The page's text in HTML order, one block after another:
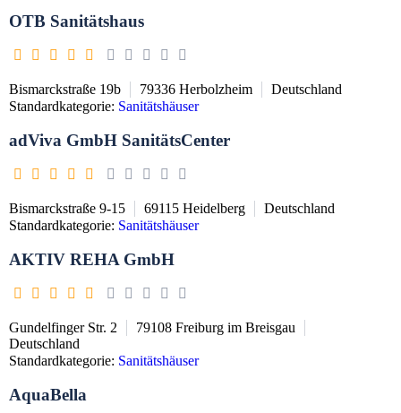
OTB Sanitätshaus
Bismarckstraße 19b 79336 Herbolzheim
Deutschland
Standardkategorie: Sanitätshäuser
adViva GmbH SanitätsCenter
Bismarckstraße 9-15 69115 Heidelberg
Deutschland
Standardkategorie: Sanitätshäuser
AKTIV REHA GmbH
Gundelfinger Str. 2 79108 Freiburg im Breisgau
Deutschland
Standardkategorie: Sanitätshäuser
AquaBella